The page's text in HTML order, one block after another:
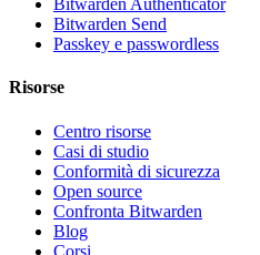
Bitwarden Authenticator
Bitwarden Send
Passkey e passwordless
Risorse
Centro risorse
Casi di studio
Conformità di sicurezza
Open source
Confronta Bitwarden
Blog
Corsi